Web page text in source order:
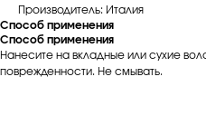
Производитель: Италия
Способ применения
Способ применения
Нанесите на вкладные или сухие
поврежденности. Не смывать.